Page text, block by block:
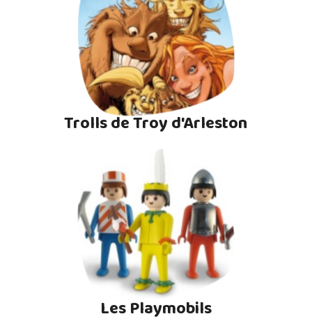
Trolls de Troy d'Arleston
Les Playmobils